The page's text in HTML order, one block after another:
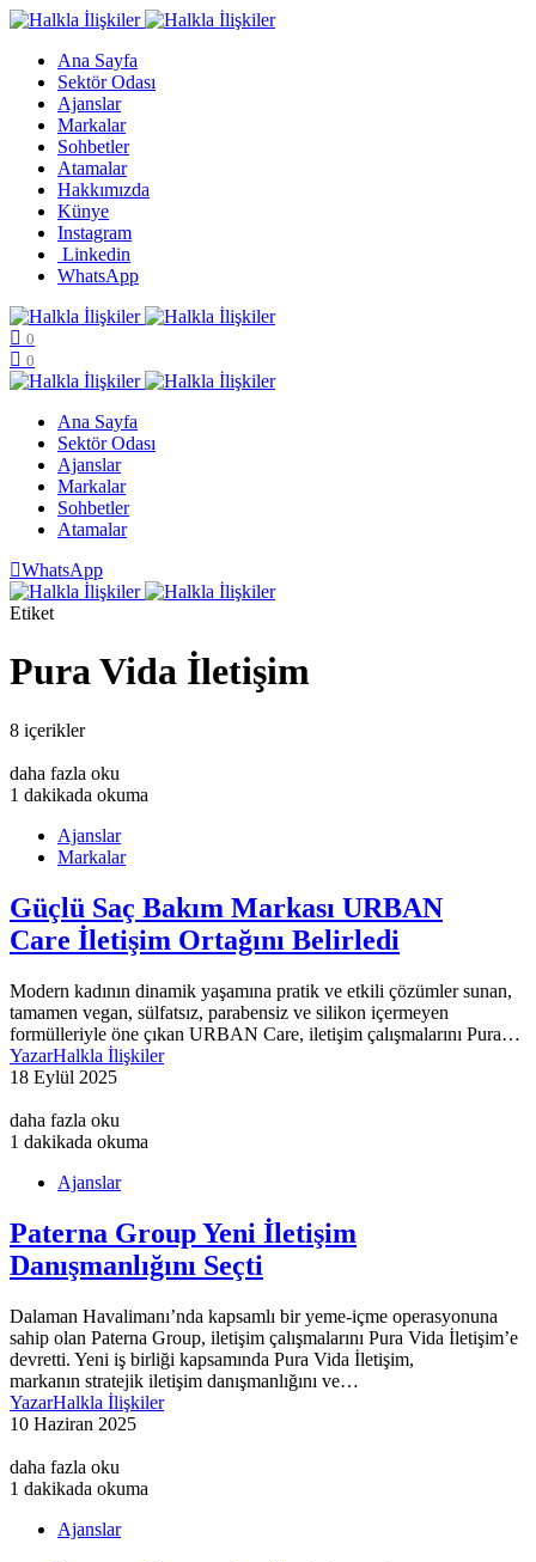
Ana Sayfa
Sektör Odası
Ajanslar
Markalar
Sohbetler
Atamalar
Hakkımızda
Künye
Instagram
Linkedin
WhatsApp
0
0
Ana Sayfa
Sektör Odası
Ajanslar
Markalar
Sohbetler
Atamalar
WhatsApp
Etiket
Pura Vida İletişim
8 içerikler
daha fazla oku
1 dakikada okuma
Ajanslar
Markalar
Güçlü Saç Bakım Markası URBAN
Care İletişim Ortağını Belirledi
Modern kadının dinamik yaşamına pratik ve etkili çözümler sunan,
tamamen vegan, sülfatsız, parabensiz ve silikon içermeyen
formülleriyle öne çıkan URBAN Care, iletişim çalışmalarını Pura…
YazarHalkla İlişkiler
18 Eylül 2025
daha fazla oku
1 dakikada okuma
Ajanslar
Paterna Group Yeni İletişim
Danışmanlığını Seçti
Dalaman Havalimanı’nda kapsamlı bir yeme-içme operasyonuna
sahip olan Paterna Group, iletişim çalışmalarını Pura Vida İletişim’e
devretti. Yeni iş birliği kapsamında Pura Vida İletişim,
markanın stratejik iletişim danışmanlığını ve…
YazarHalkla İlişkiler
10 Haziran 2025
daha fazla oku
1 dakikada okuma
Ajanslar